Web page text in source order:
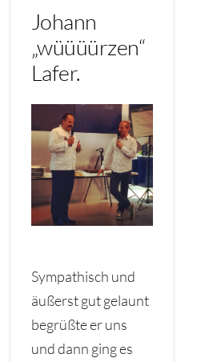
Johann
„wüüüürzen“
Lafer.
Sympathisch und
äußerst gut gelaunt
begrüßte er uns
und dann ging es